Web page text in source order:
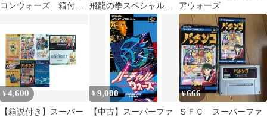
コンウォーズ 箱付き
飛龍の拳スペシャル
ファイティングウォー
アウォーズ
¥4,600
【箱説付き】スーパー
¥9,000
【中古】スーパーファ
¥666
ＳＦＣ スーパーファ